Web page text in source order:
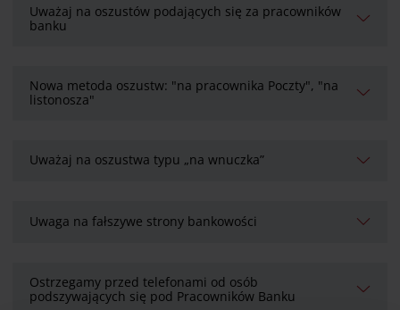
Uważaj na oszustów podających się za pracowników
banku
Nowa metoda oszustw: "na pracownika Poczty", "na
listonosza"
Uważaj na oszustwa typu „na wnuczka”
Uwaga na fałszywe strony bankowości
Ostrzegamy przed telefonami od osób
podszywających się pod Pracowników Banku